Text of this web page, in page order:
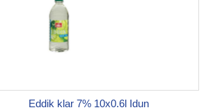
Eddik klar 7% 10x0.6l Idun